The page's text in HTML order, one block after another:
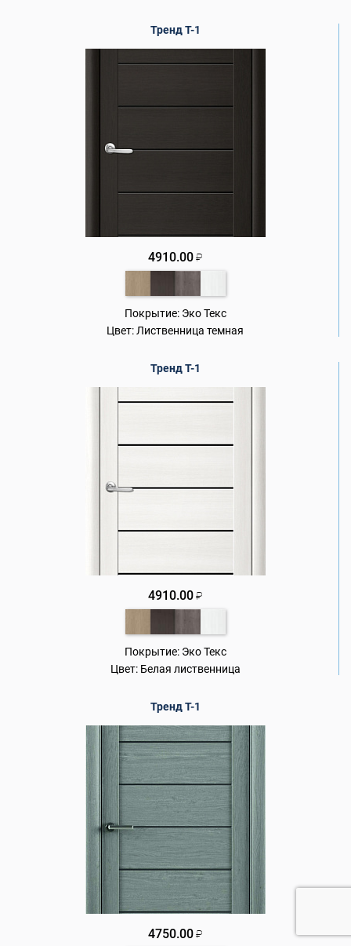
Тренд Т-1
4910.00 ₽
Покрытие: Эко Текс
Цвет: Лиственница темная
Тренд Т-1
4910.00 ₽
Покрытие: Эко Текс
Цвет: Белая лиственница
Тренд Т-1
4750.00 ₽